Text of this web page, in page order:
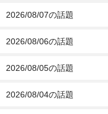
2026/08/07の話題
2026/08/06の話題
2026/08/05の話題
2026/08/04の話題